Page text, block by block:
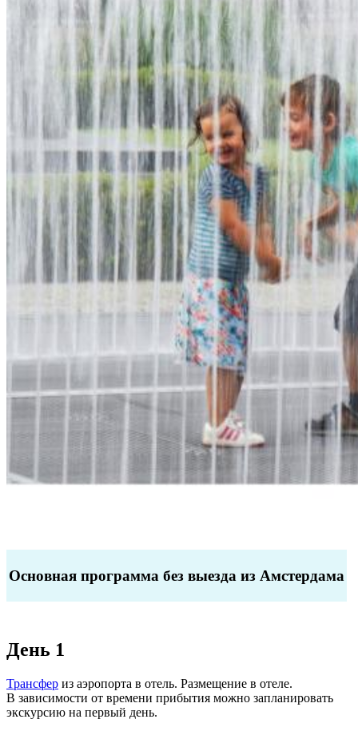
Основная программа без выезда из Амстердама
День 1
Трансфер из аэропорта в отель. Размещение в отеле.
В зависимости от времени прибытия можно запланировать
экскурсию на первый день.